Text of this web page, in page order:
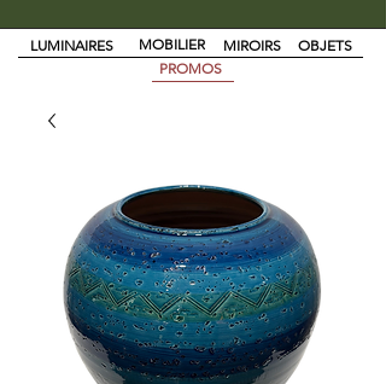
MOBILIER MIROIRS
LUMINAIRES
OBJETS
PROMOS